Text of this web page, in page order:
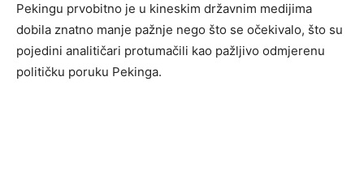
Pekingu prvobitno je u kineskim državnim medijima
dobila znatno manje pažnje nego što se očekivalo, što su
pojedini analitičari protumačili kao pažljivo odmjerenu
političku poruku Pekinga.